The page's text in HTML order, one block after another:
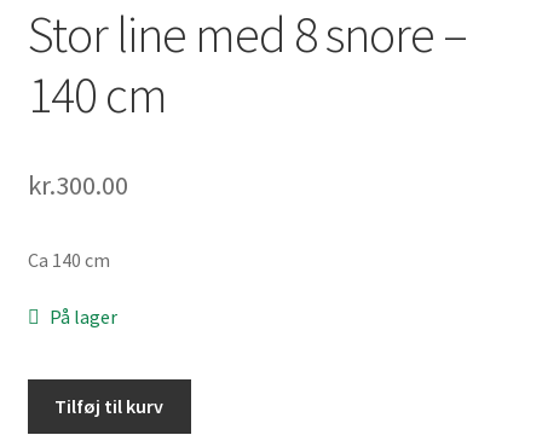
Stor line med 8 snore –
140 cm
kr.300.00
Ca 140 cm
På lager
Tilføj til kurv